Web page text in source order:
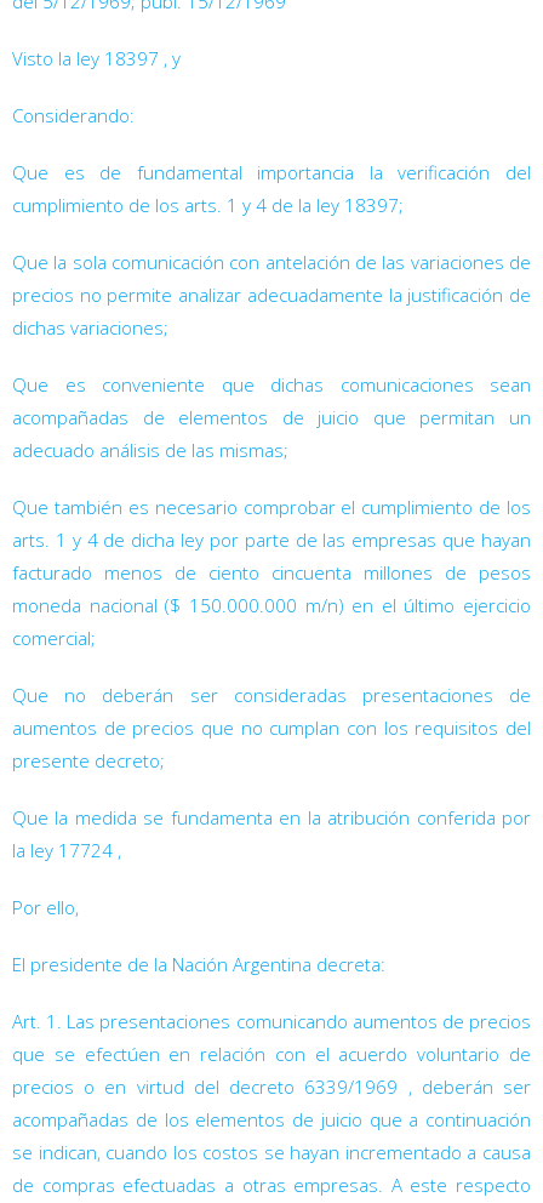
Visto la ley 18397 , y
Considerando:
Que es de fundamental importancia la verificación del
cumplimiento de los arts. 1 y 4 de la ley 18397;
Que la sola comunicación con antelación de las variaciones de
precios no permite analizar adecuadamente la justificación de
dichas variaciones;
Que es conveniente que dichas comunicaciones sean
acompañadas de elementos de juicio que permitan un
adecuado análisis de las mismas;
Que también es necesario comprobar el cumplimiento de los
arts. 1 y 4 de dicha ley por parte de las empresas que hayan
facturado menos de ciento cincuenta millones de pesos
moneda nacional ($ 150.000.000 m/n) en el último ejercicio
comercial;
Que no deberán ser consideradas presentaciones de
aumentos de precios que no cumplan con los requisitos del
presente decreto;
Que la medida se fundamenta en la atribución conferida por
la ley 17724 ,
Por ello,
El presidente de la Nación Argentina decreta:
Art. 1. Las presentaciones comunicando aumentos de precios
que se efectúen en relación con el acuerdo voluntario de
precios o en virtud del decreto 6339/1969 , deberán ser
acompañadas de los elementos de juicio que a continuación
se indican, cuando los costos se hayan incrementado a causa
de compras efectuadas a otras empresas. A este respecto